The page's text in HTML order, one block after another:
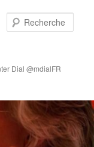
Dial @mdialFR